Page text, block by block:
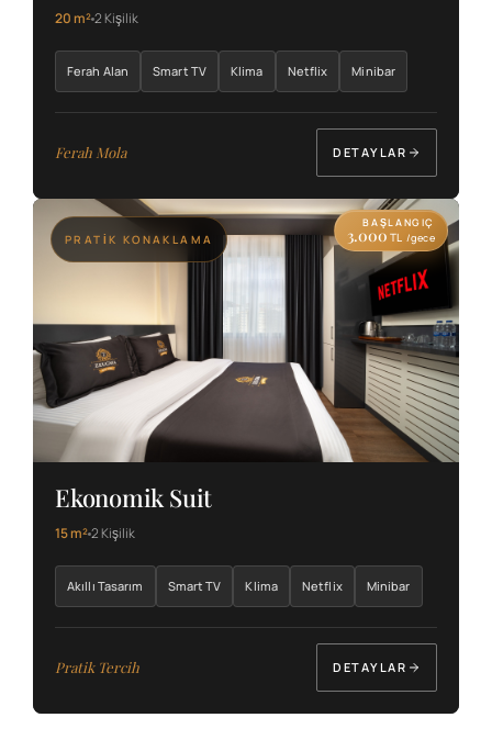
20 m²2 Kişilik
Ferah Alan Smart TV Klima Netflix Minibar
Ferah Mola DETAYLAR
PRATIK KONAKLAMA
BAŞLANGIÇ
3.000 TL /gece
Ekonomik Suit
15 m²2 Kişilik
Akıllı Tasarım Smart TV Klima Netflix Minibar
Pratik Tercih DETAYLAR